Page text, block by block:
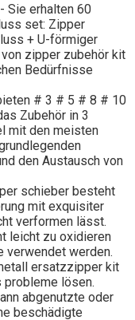
Sie erhalten 60
set: Zipper
+ U-förmiger
zipper zubehör kit
Bedürfnisse
# 3 # 5 # 8 # 10
Zubehör in 3
mit den meisten
den Austausch von
schieber besteht
mit exquisiter
verformen lässt.
leicht zu oxidieren
verwendet werden.
ersatzzipper kit
lösen.
abgenutzte oder
beschädigte